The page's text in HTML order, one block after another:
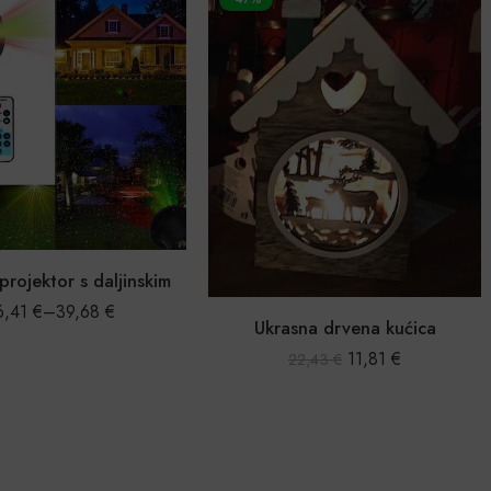
s daljinskim
€–39,68 €
Ukrasna drvena kućica
22,43€ 11,81 €